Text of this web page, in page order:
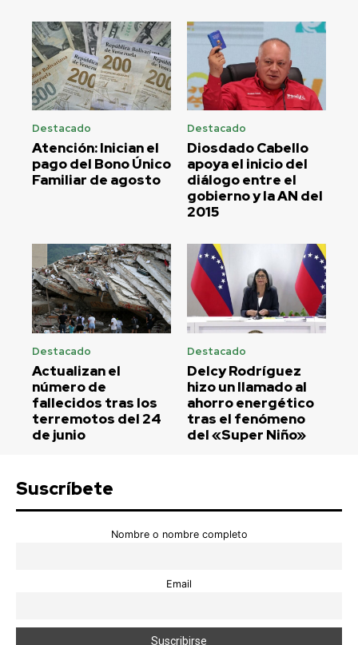
Destacado
Atención: Inician el
pago del Bono Único
Familiar de agosto
Destacado
Diosdado Cabello
apoya el inicio del
diálogo entre el
gobierno y la AN del
2015
Destacado
Actualizan el
número de
fallecidos tras los
terremotos del 24
de junio
Destacado
Delcy Rodríguez
hizo un llamado al
ahorro energético
tras el fenómeno
del «Super Niño»
Suscríbete
Nombre o nombre completo
Email